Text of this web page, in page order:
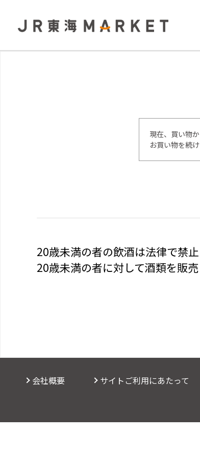
現在、買い物
お買い物を続
20歳未満の者の飲酒は法律で禁止
20歳未満の者に対して酒類を販売
会社概要 サイトご利用にあたって